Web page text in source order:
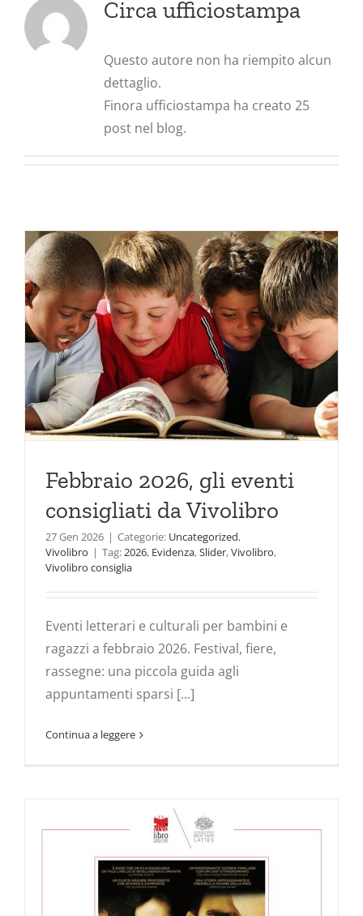
Circa ufficiostampa
Questo autore non ha riempito alcun
dettaglio.
Finora ufficiostampa ha creato 25
post nel blog.
Febbraio 2026, gli eventi
consigliati da Vivolibro
27 Gen 2026 | Categorie: Uncategorized,
Vivolibro | Tag:2026, Evidenza,Slider,Vivolibro,
Vivolibro consiglia
Eventi letterari e culturali per bambini e
ragazzi a febbraio 2026. Festival, fiere,
rassegne: una piccola guida agli
appuntamenti sparsi [...]
Continua a leggere